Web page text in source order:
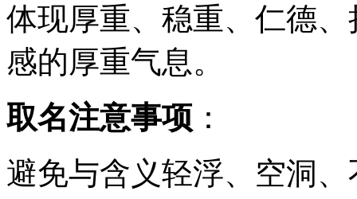
体现厚重、稳重、仁德
感的厚重气息。
取名注意事项 ：
避免与含义轻浮、空洞